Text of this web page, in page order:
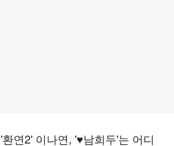
'환연2' 이나연, '♥남희두'는 어디